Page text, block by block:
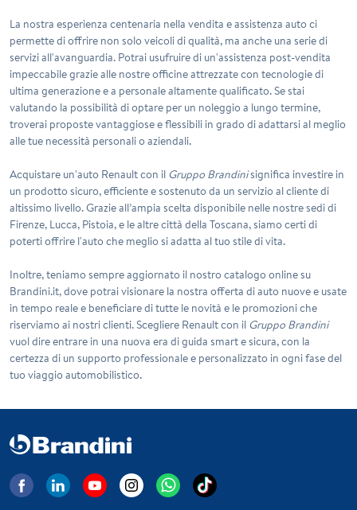
La nostra esperienza centenaria nella vendita e assistenza auto ci
permette di offrire non solo veicoli di qualità, ma anche una serie di
servizi all'avanguardia. Potrai usufruire di un'assistenza post-vendita
impeccabile grazie alle nostre officine attrezzate con tecnologie di
ultima generazione e a personale altamente qualificato. Se stai
valutando la possibilità di optare per un noleggio a lungo termine,
troverai proposte vantaggiose e flessibili in grado di adattarsi al meglio
alle tue necessità personali o aziendali.
Acquistare un'auto Renaultcon il Gruppo Brandinisignifica investire in
un prodotto sicuro, efficiente e sostenuto da un servizio al cliente di
altissimo livello. Grazie all’ampia scelta disponibile nelle nostre sedi di
Firenze, Lucca, Pistoia, e le altre città della Toscana, siamo certi di
poterti offrire l'auto che meglio si adatta al tuo stile di vita.
Inoltre, teniamo sempre aggiornato il nostro catalogo online su
Brandini.it, dove potrai visionare la nostra offerta di auto nuove e usate
in tempo reale e beneficiare di tutte le novità e le promozioni che
riserviamo ai nostri clienti. Scegliere Renaultcon il Gruppo Brandini
vuol dire entrare in una nuova era di guida smart e sicura, con la
certezza di un supporto professionale e personalizzato in ogni fase del
tuo viaggio automobilistico.